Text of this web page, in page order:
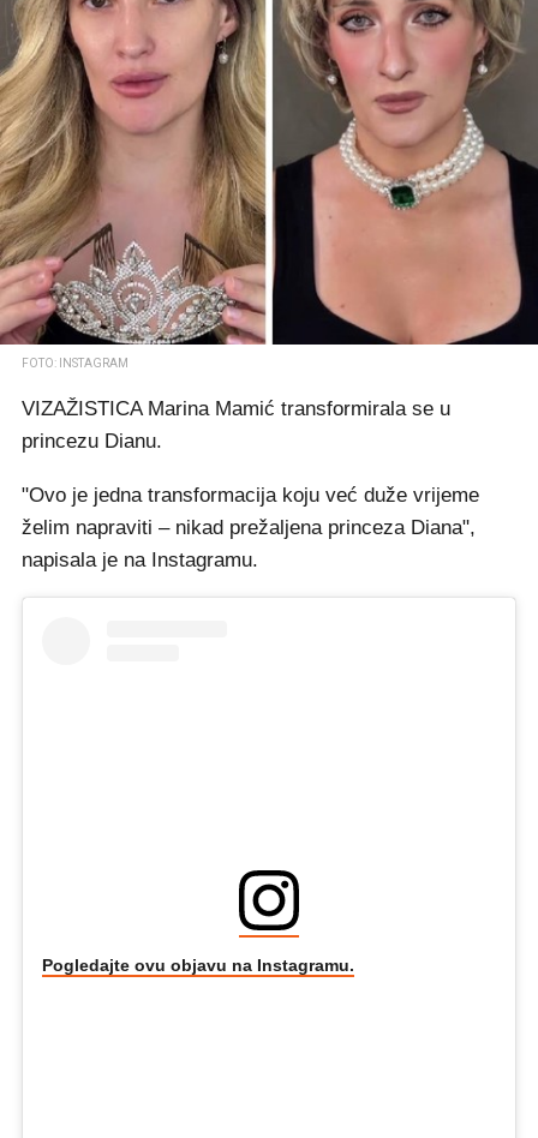
FOTO: INSTAGRAM
VIZAŽISTICA Marina Mamić transformirala se u
princezu Dianu.
"Ovo je jedna transformacija koju već duže vrijeme
želim napraviti – nikad prežaljena princeza Diana",
napisala je na Instagramu.
Pogledajte ovu objavu na Instagramu.